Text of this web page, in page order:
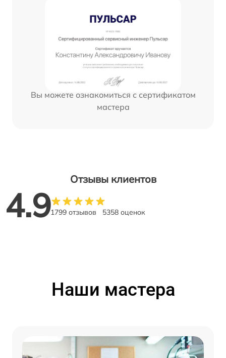
Вы можете ознакомиться с сертификатом
мастера
Отзывы клиентов
4.91799 отзывов 5358 оценок
Наши мастера